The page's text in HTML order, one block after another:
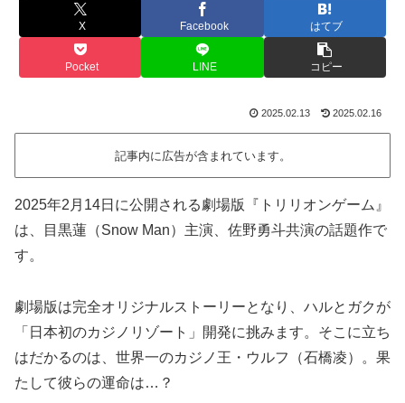
X Facebook はてブ
Pocket LINE コピー
2025.02.13 2025.02.16
記事内に広告が含まれています。
2025年2月14日に公開される劇場版『トリリオンゲーム』
は、目黒蓮（Snow Man）主演、佐野勇斗共演の話題作で
す。
劇場版は完全オリジナルストーリーとなり、ハルとガクが
「日本初のカジノリゾート」開発に挑みます。そこに立ち
はだかるのは、世界一のカジノ王・ウルフ（石橋凌）。果
たして彼らの運命は…？